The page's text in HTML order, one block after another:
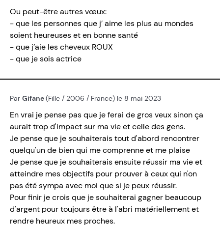
Ou peut-être autres vœux:
- que les personnes que j’ aime les plus au mondes
soient heureuses et en bonne santé
- que j’aie les cheveux ROUX
- que je sois actrice
Par Gifane(Fille / 2006 / France) le 8 mai 2023
En vrai je pense pas que je ferai de gros veux sinon ça
aurait trop d'impact sur ma vie et celle des gens.
Je pense que je souhaiterais tout d'abord rencontrer
quelqu'un de bien qui me comprenne et me plaise
Je pense que je souhaiterais ensuite réussir ma vie et
atteindre mes objectifs pour prouver à ceux qui n'on
pas été sympa avec moi que si je peux réussir.
Pour finir je crois que je souhaiterai gagner beaucoup
d'argent pour toujours être à l'abri matériellement et
rendre heureux mes proches.